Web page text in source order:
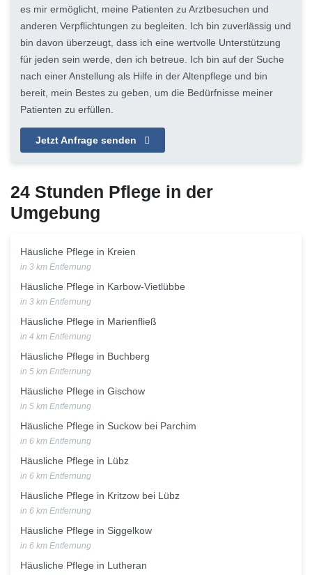
es mir ermöglicht, meine Patienten zu Arztbesuchen und
anderen Verpflichtungen zu begleiten. Ich bin zuverlässig und
bin davon überzeugt, dass ich eine wertvolle Unterstützung
für jeden sein werde, den ich betreue. Ich bin auf der Suche
nach einer Anstellung als Hilfe in der Altenpflege und bin
bereit, mein Bestes zu geben, um die Bedürfnisse meiner
Patienten zu erfüllen.
Jetzt Anfrage senden
24 Stunden Pflege in der
Umgebung
Häusliche Pflege in Kreien
in 3 km Entfernung
Häusliche Pflege in Karbow-Vietlübbe
in 3 km Entfernung
Häusliche Pflege in Marienfließ
in 4 km Entfernung
Häusliche Pflege in Buchberg
in 5 km Entfernung
Häusliche Pflege in Gischow
in 5 km Entfernung
Häusliche Pflege in Suckow bei Parchim
in 6 km Entfernung
Häusliche Pflege in Lübz
in 6 km Entfernung
Häusliche Pflege in Kritzow bei Lübz
in 6 km Entfernung
Häusliche Pflege in Siggelkow
in 6 km Entfernung
Häusliche Pflege in Lutheran